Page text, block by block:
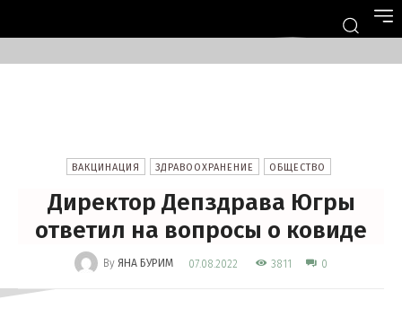
ВАКЦИНАЦИЯ ЗДРАВООХРАНЕНИЕ ОБЩЕСТВО
Директор Депздрава Югры
ответил на вопросы о ковиде
By ЯНА БУРИМ 07.08.2022 3811 0